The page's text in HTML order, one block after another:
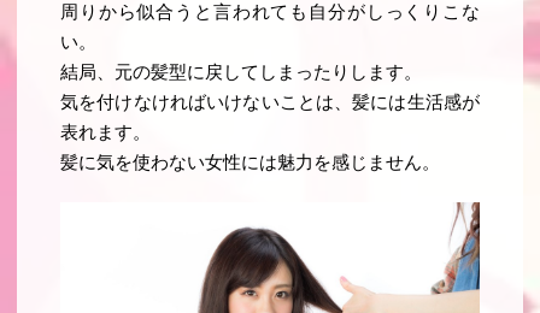
周りから似合うと言われても自分がしっくりこな
い。
結局、元の髪型に戻してしまったりします。
気を付けなければいけないことは、髪には生活感が
表れます。
髪に気を使わない女性には魅力を感じません。